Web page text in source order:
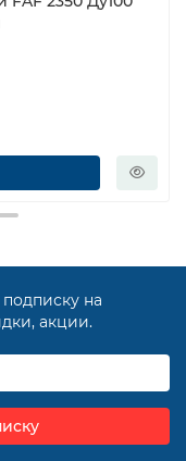
на
акции.